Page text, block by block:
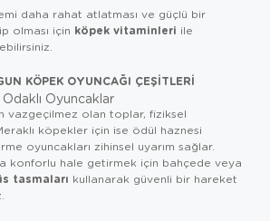
daha rahat atlatması ve güçlü bir
olması için köpek vitaminleri ile
KÖPEK OYUNCAĞI ÇEŞITLERI
Oyuncaklar
vazgeçilmez olan toplar, fiziksel
köpekler için ise ödül haznesi
oyuncakları zihinsel uyarım sağlar.
konforlu hale getirmek için bahçede veya
tasmaları kullanarak güvenli bir hareket